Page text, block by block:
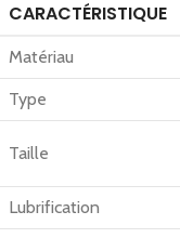
CARACTÉRISTIQUE
Matériau
Type
Taille
Lubrification